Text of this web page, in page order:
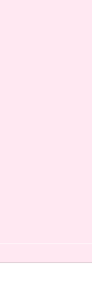
TBG - EDITORIAL